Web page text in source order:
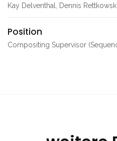
Kay Delventhal, Dennis Rettkowski
Position
Compositing Supervisor